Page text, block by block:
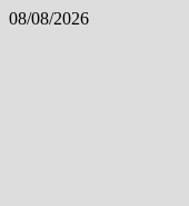
Skip
08/08/2026